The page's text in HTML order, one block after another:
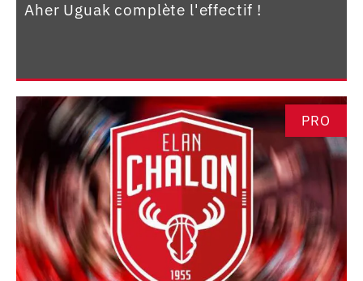
Aher Uguak complète l'effectif !
PRO